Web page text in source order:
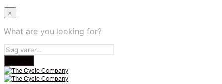
×
What are you looking for?